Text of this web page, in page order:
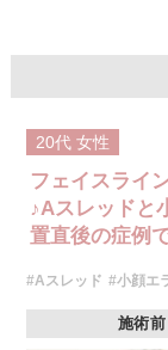
20代 女性
フェイスライ
♪Aスレッドと
置直後の症例
#Aスレッド #小顔エ
施術前